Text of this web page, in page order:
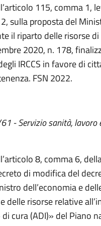
115, comma 1,
sulla proposta del
il riparto delle risorse
2020, n. 178,
IRCCS in favore di
FSN 2022.
61-Servizio sanità, lavoro
8, comma 6,
di modifica del
dell’economia e
delle risorse relative
cura (ADI)» del Piano